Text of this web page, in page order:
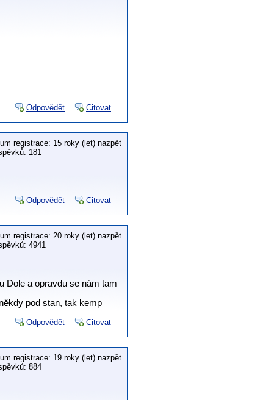
Odpovědět Citovat
registrace: 15 roky (let) nazpět
181
Odpovědět Citovat
registrace: 20 roky (let) nazpět
4941
Dole a opravdu se nám tam
pod stan, tak kemp
Odpovědět Citovat
registrace: 19 roky (let) nazpět
884